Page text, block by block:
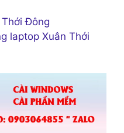
Đông
laptop Xuân Thới